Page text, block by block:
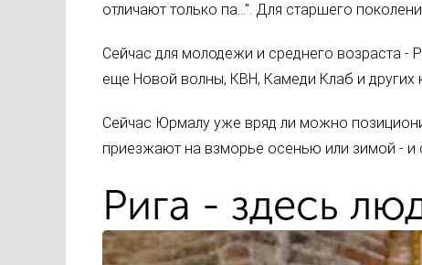
отличают только па...". Для старшего
Сейчас для молодежи и среднего возраста -
еще Новой волны, КВН, Камеди Клаб и других
Сейчас Юрмалу уже вряд ли можно
приезжают на взморье осенью или зимой - и
Рига - здесь